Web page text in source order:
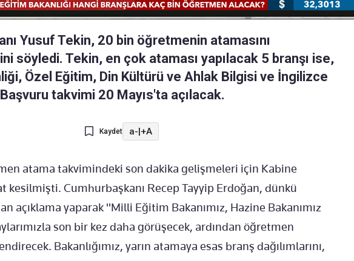
Yusuf Tekin, 20 bin öğretmenin atamasını
söyledi. Tekin, en çok ataması yapılacak 5 branşı ise,
Özel Eğitim, Din Kültürü ve Ahlak Bilgisi ve İngilizce
takvimi 20 Mayıs'ta açılacak.
Kaydet a-|+A
atama takvimindeki son dakika gelişmeleri için Kabine
kesilmişti. Cumhurbaşkanı Recep Tayyip Erdoğan, dünkü
açıklama yaparak "Milli Eğitim Bakanımız, Hazine Bakanımız
son bir kez daha görüşecek, ardından öğretmen
Bakanlığımız, yarın atamaya esas branş dağılımlarını,